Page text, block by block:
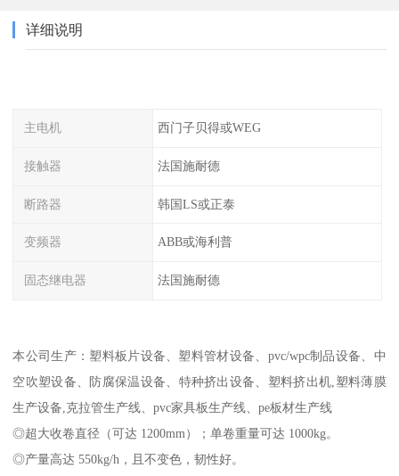
详细说明
主电机 西门子贝得或WEG
接触器 法国施耐德
断路器 韩国LS或正泰
变频器 ABB或海利普
固态继电器 法国施耐德
本公司生产：塑料板片设备、塑料管材设备、pvc/wpc制品设备、中
空吹塑设备、防腐保温设备、特种挤出设备、塑料挤出机,塑料薄膜
生产设备,克拉管生产线、pvc家具板生产线、pe板材生产线
◎超大收卷直径（可达 1200mm）；单卷重量可达 1000kg。
◎产量高达 550kg/h，且不变色，韧性好。